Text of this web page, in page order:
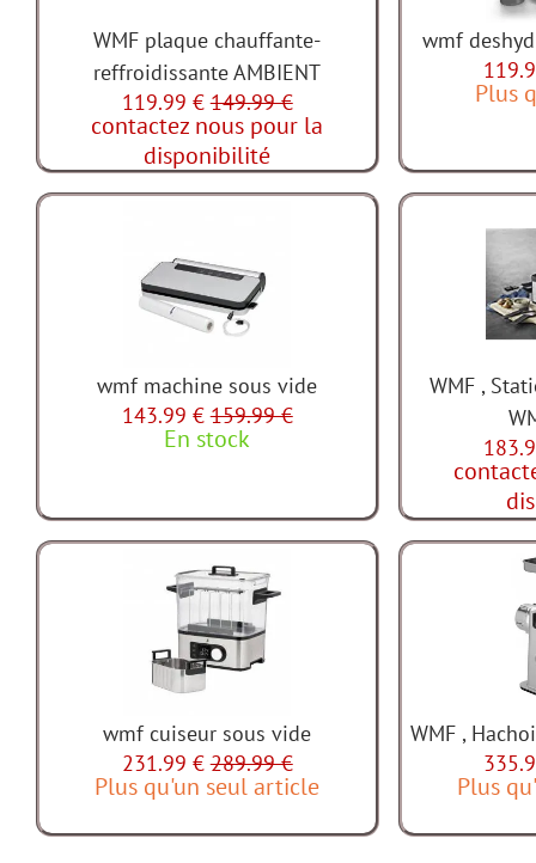
WMF plaque chauffante-
reffroidissante AMBIENT
119.99 € 149.99 €
contactez nous pour la
disponibilité
wmf
Plus
wmf machine sous vide
143.99 € 159.99 €
En stock
WMF ,
wmf cuiseur sous vide
231.99 € 289.99 €
Plus qu'un seul article
WMF ,
Plus